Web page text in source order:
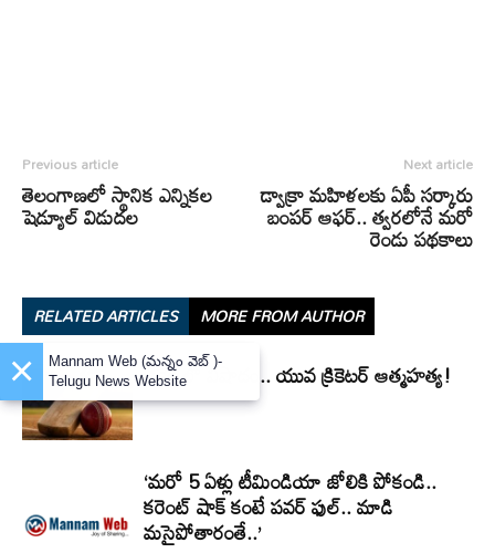
Previous article
తెలంగాణలో స్థానిక ఎన్నికల
షెడ్యూల్ విడుదల
Next article
డ్వాక్రా మహిళలకు ఏపీ సర్కారు
బంపర్ ఆఫర్.. త్వరలోనే మరో
రెండు పథకాలు
RELATED ARTICLES MORE FROM AUTHOR
క్రికెట్‌లో విషాదం.. యువ క్రికెటర్ ఆత్మహత్య!
‘మరో 5 ఏళ్లు టీమిండియా జోలికి పోకండి..
కరెంట్ షాక్ కంటే పవర్ ఫుల్.. మాడి
మసైపోతారంతే..’
×
Mannam Web (మన్నం వెబ్ )-
Telugu News Website